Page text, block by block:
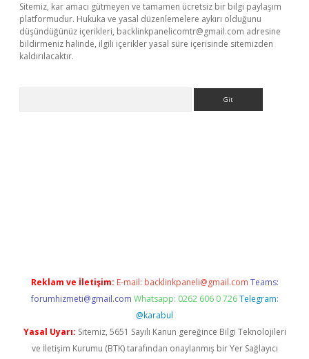
Sitemiz, kar amacı gütmeyen ve tamamen ücretsiz bir bilgi paylaşım
platformudur. Hukuka ve yasal düzenlemelere aykırı olduğunu
düşündüğünüz içerikleri, backlinkpanelicomtr@gmail.com adresine
bildirmeniz halinde, ilgili içerikler yasal süre içerisinde sitemizden
kaldırılacaktır.
Reklam ve İletişim: E-mail: backlinkpaneli@gmail.com Teams:
forumhizmeti@gmail.com Whatsapp: 0262 606 0 726 Telegram:
@karabul
Yasal Uyarı: Sitemiz, 5651 Sayılı Kanun gereğince Bilgi Teknolojileri
ve İletişim Kurumu (BTK) tarafından onaylanmış bir Yer Sağlayıcı